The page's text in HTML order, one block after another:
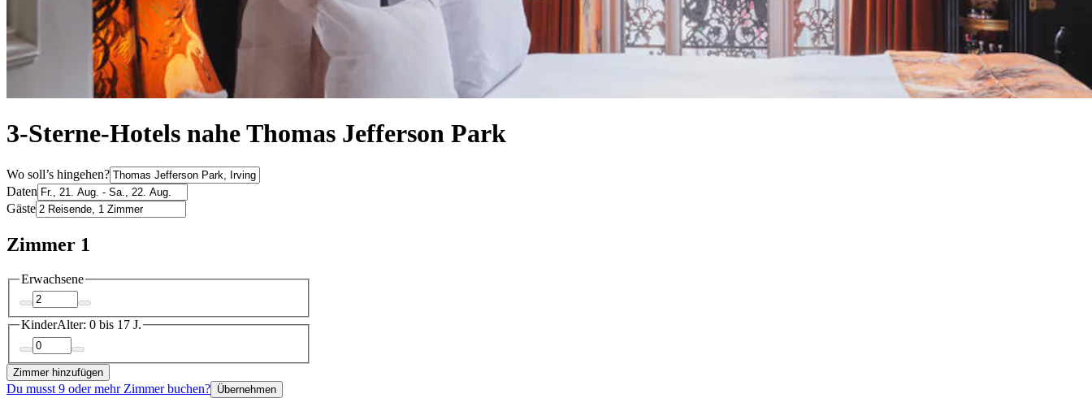
3-Sterne-Hotels nahe Thomas Jefferson Park
Wo soll’s hingehen?
Daten
Gäste
Zimmer 1
Erwachsene
KinderAlter: 0 bis 17 J.
Zimmer hinzufügen
Du musst 9 oder mehr Zimmer buchen? Übernehmen